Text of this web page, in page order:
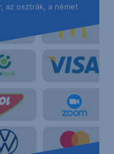
az osztrák, a német